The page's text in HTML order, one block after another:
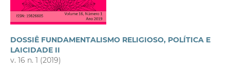
DOSSIÊ FUNDAMENTALISMO RELIGIOSO, POLÍTICA E
LAICIDADE II
v. 16 n. 1 (2019)